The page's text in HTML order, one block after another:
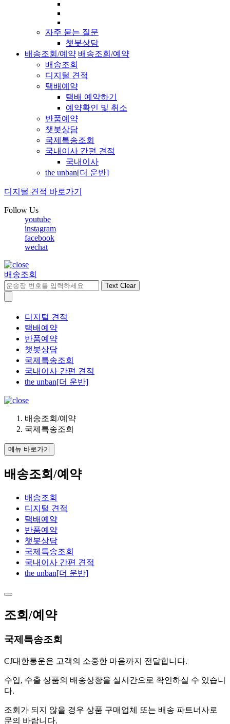
자주 묻는 질문
챗봇상담
배송조회/예약 배송조회/예약
배송조회
디지털 견적
택배예약
택배 예약하기
예약확인 및 취소
반품예약
챗봇상담
국제특송조회
국내이사 간편 견적
국내이사
the unban[더 운반]
디지털 견적 바로가기
Follow Us
youtube
instagram
facebook
wechat
배송조회
Text Clear
디지털 견적
택배예약
반품예약
챗봇상담
국제특송조회
국내이사 간편 견적
the unban[더 운반]
배송조회/예약
국제특송조회
메뉴 바로가기
배송조회/예약
배송조회
디지털 견적
택배예약
반품예약
챗봇상담
국제특송조회
국내이사 간편 견적
the unban[더 운반]
조회/예약
국제특송조회
CJ대한통운은 고객의 소중한 마음까지 전달합니다.
수입, 수출 상품의 배송상황을 실시간으로 확인하실 수 있습니
다.
조회가 되지 않을 경우 상품 구매업체 또는 배송 파트너사로
문의 바랍니다.